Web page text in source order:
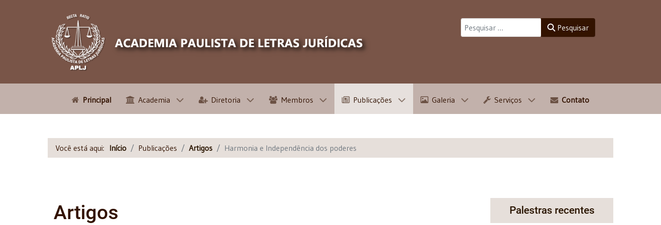
Pesquisar
Principal Academia Diretoria Membros Publicações Galeria Serviços Contato
Você está aqui: Início Publicações Artigos Harmonia e Independência dos poderes
Artigos Palestras recentes